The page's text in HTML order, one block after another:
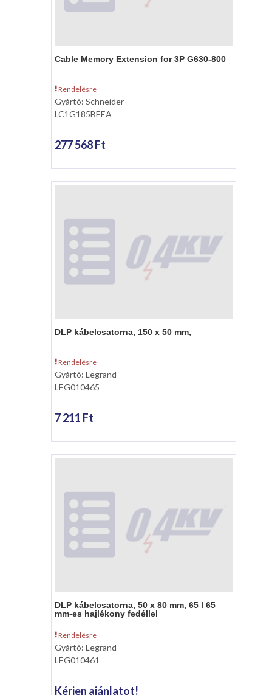
Cable Memory Extension for 3P G630-800
Rendelésre
Gyártó: Schneider
LC1G185BEEA
277 568 Ft
DLP kábelcsatorna, 150 x 50 mm,
Rendelésre
Gyártó: Legrand
LEG010465
7 211 Ft
DLP kábelcsatorna, 50 x 80 mm, 65 l 65
mm-es hajlékony fedéllel
Rendelésre
Gyártó: Legrand
LEG010461
Kérjen ajánlatot!